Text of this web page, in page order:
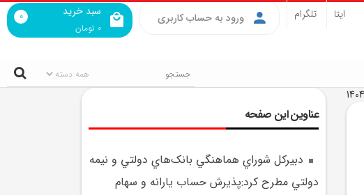
سبد خرید
0 تومان
0 ورود به حساب کاربری ایتا تلگرام
عناوین این صفحه
دبيرکل شوراي هماهنگي بانک‌هاي دولتي و نيمه
دولتي مطرح کرد:پذيرش حساب يارانه و سهام